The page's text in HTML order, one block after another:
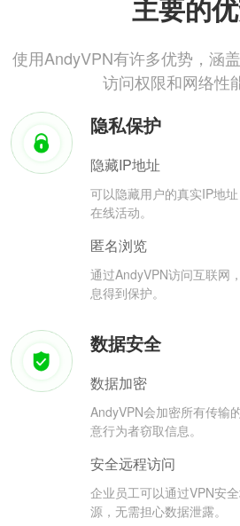
主要的
使用AndyVPN有许多优势，涵
访问权限和网络性
隐私保护
隐藏IP地址
可以隐藏用户的真实IP地
在线活动。
匿名浏览
通过AndyVPN访问互联网
息得到保护。
数据安全
数据加密
AndyVPN会加密所有传输
意行为者窃取信息。
安全远程访问
企业员工可以通过VPN安
源，无需担心数据泄露。